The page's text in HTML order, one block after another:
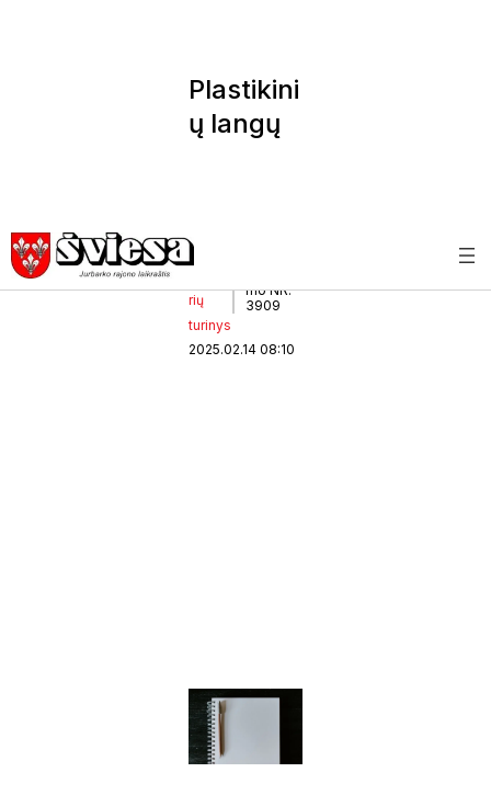
Plastikini
ų langų
rių
turinys
mo NR.
3909
2025.02.14 08:10